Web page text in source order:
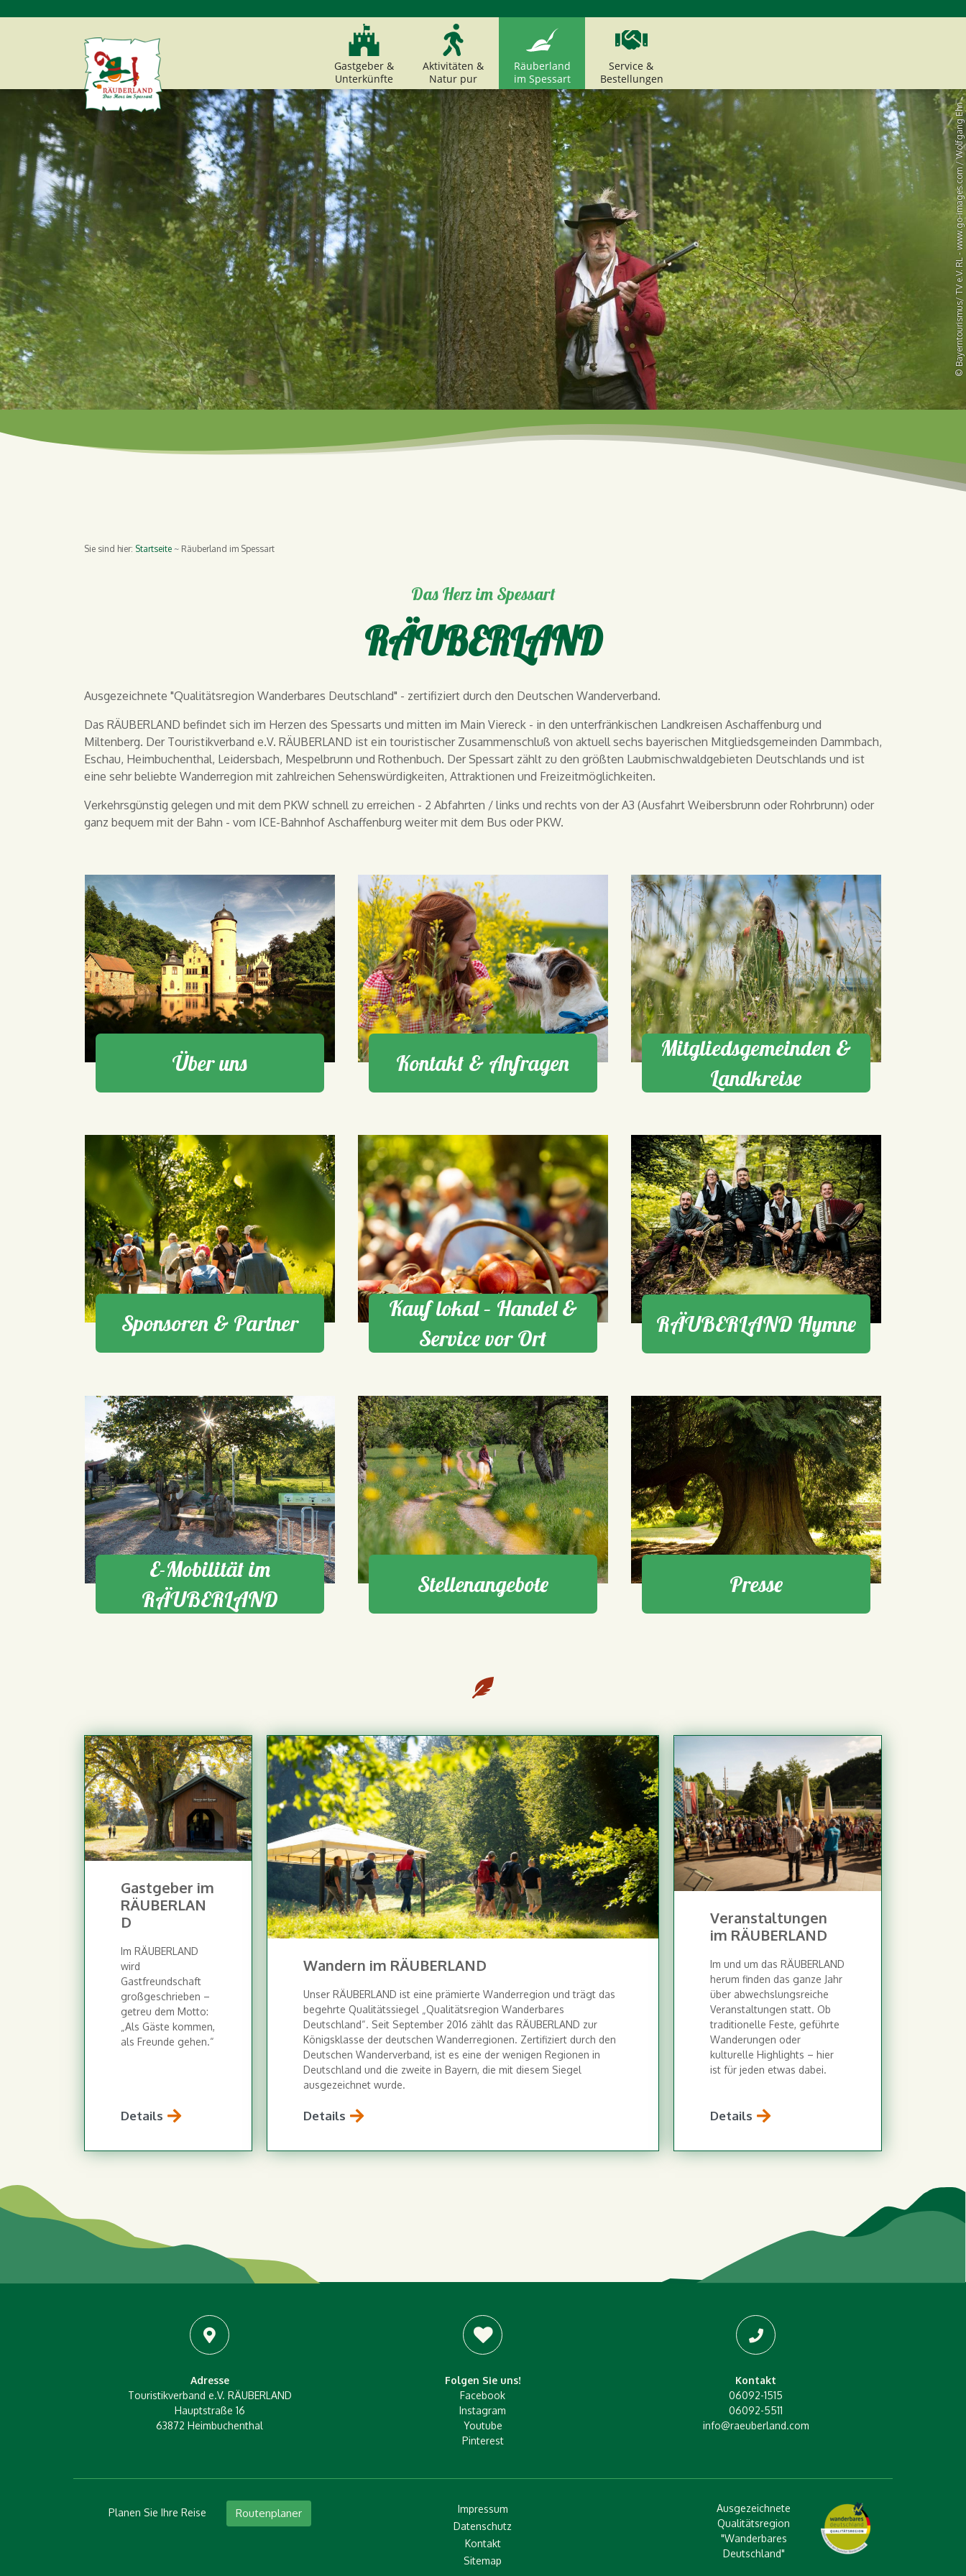
Gastgeber &
Unterkünfte
Aktivitäten &
Natur pur
Räuberland
im Spessart
Service &
Bestellungen
© Bayerntourismus/ TV e.V. RL - www.go-images.com / Wolfgang Ehn
Sie sind hier: Startseite Räuberland im Spessart
Das Herz im Spessart
RÄUBERLAND
Ausgezeichnete "Qualitätsregion Wanderbares Deutschland" - zertifiziert durch den Deutschen Wanderverband.
Das RÄUBERLAND befindet sich im Herzen des Spessarts und mitten im Main Viereck - in den unterfränkischen Landkreisen Aschaffenburg und
Miltenberg. Der Touristikverband e.V. RÄUBERLAND ist ein touristischer Zusammenschluß von aktuell sechs bayerischen Mitgliedsgemeinden Dammbach,
Eschau, Heimbuchenthal, Leidersbach, Mespelbrunn und Rothenbuch. Der Spessart zählt zu den größten Laubmischwaldgebieten Deutschlands und ist
eine sehr beliebte Wanderregion mit zahlreichen Sehenswürdigkeiten, Attraktionen und Freizeitmöglichkeiten.
Verkehrsgünstig gelegen und mit dem PKW schnell zu erreichen - 2 Abfahrten / links und rechts von der A3 (Ausfahrt Weibersbrunn oder Rohrbrunn) oder
ganz bequem mit der Bahn - vom ICE-Bahnhof Aschaffenburg weiter mit dem Bus oder PKW.
Über uns Kontakt & Anfragen
Mitgliedsgemeinden &
Landkreise
Sponsoren & Partner
Kauf lokal – Handel &
Service vor Ort
RÄUBERLAND Hymne
E-Mobilität im
RÄUBERLAND
Stellenangebote Presse
Gastgeber im
RÄUBERLAN
D
Im RÄUBERLAND
wird
Gastfreundschaft
großgeschrieben –
getreu dem Motto:
„Als Gäste kommen,
als Freunde gehen.“
Details
Wandern im RÄUBERLAND
Unser RÄUBERLAND ist eine prämierte Wanderregion und trägt das
begehrte Qualitätssiegel „Qualitätsregion Wanderbares
Deutschland“. Seit September 2016 zählt das RÄUBERLAND zur
Königsklasse der deutschen Wanderregionen. Zertifiziert durch den
Deutschen Wanderverband, ist es eine der wenigen Regionen in
Deutschland und die zweite in Bayern, die mit diesem Siegel
ausgezeichnet wurde.
Details
Veranstaltungen
im RÄUBERLAND
Im und um das RÄUBERLAND
herum finden das ganze Jahr
über abwechslungsreiche
Veranstaltungen statt. Ob
traditionelle Feste, geführte
Wanderungen oder
kulturelle Highlights – hier
ist für jeden etwas dabei.
Details
Adresse
Touristikverband e.V. RÄUBERLAND
Hauptstraße 16
63872 Heimbuchenthal
Folgen Sie uns!
Facebook
Instagram
Youtube
Pinterest
Kontakt
06092-1515
06092-5511
info@raeuberland.com
Planen Sie Ihre Reise Routenplaner
Impressum
Datenschutz
Kontakt
Sitemap
Ausgezeichnete
Qualitätsregion
"Wanderbares
Deutschland"